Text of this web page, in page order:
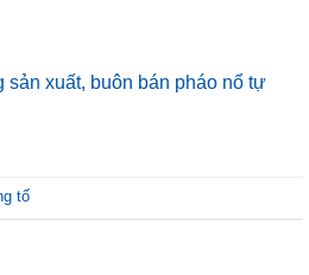
sản xuất, buôn bán pháo nổ tự
tố